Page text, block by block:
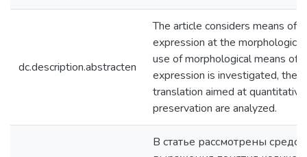
dc.description.abstracten
The article considers means of
expression at the
use of morphological means of
expression is investigated, the
translation aimed at
preservation are analyzed.
В статье рассмотрены